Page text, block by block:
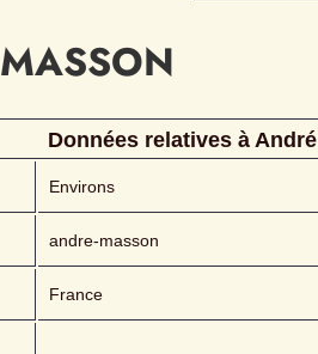
MASSON
Données relatives à André
Environs
andre-masson
France